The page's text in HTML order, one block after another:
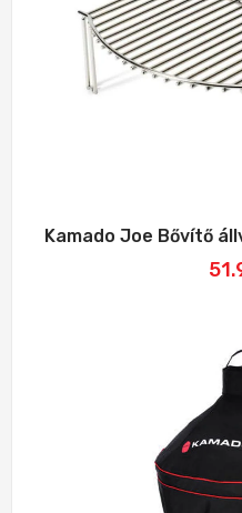
Kamado Joe Bővítő